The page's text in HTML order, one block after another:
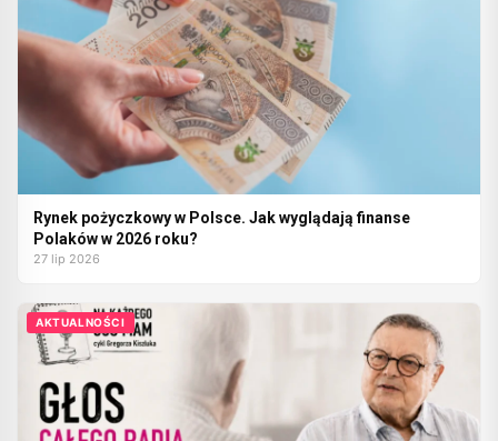
Rynek pożyczkowy w Polsce. Jak wyglądają finanse
Polaków w 2026 roku?
27 lip 2026
AKTUALNOŚCI